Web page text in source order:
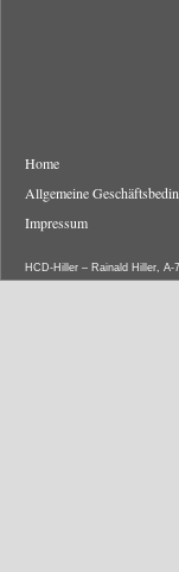
Home
Allgemeine
Impressum
HCD-Hiller – Rainald Hiller,